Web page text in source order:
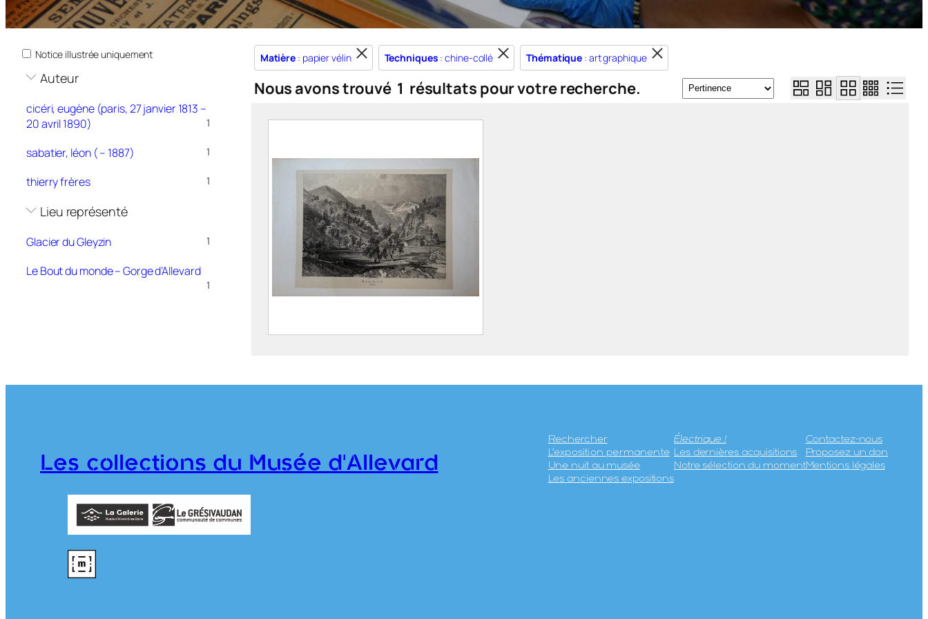
Notice illustrée uniquement
Auteur
cicéri, eugène (paris, 27 janvier 1813 –
20 avril 1890)
1
sabatier, léon ( – 1887) 1
thierry frères 1
Lieu représenté
Glacier du Gleyzin 1
Le Bout du monde – Gorge d’Allevard
1
Matière : papier vélin Techniques : chine-collé Thématique : art graphique
Nous avons trouvé 1 résultats pour votre recherche.
Entrée de la Gorge d’Allevard
THIERRY Frères
Les collections du Musée d'Allevard
Rechercher
L’exposition permanente
Une nuit au musée
Les anciennes expositions
Électrique !
Les dernières acquisitions
Notre sélection du moment
Contactez-nous
Proposez un don
Mentions légales